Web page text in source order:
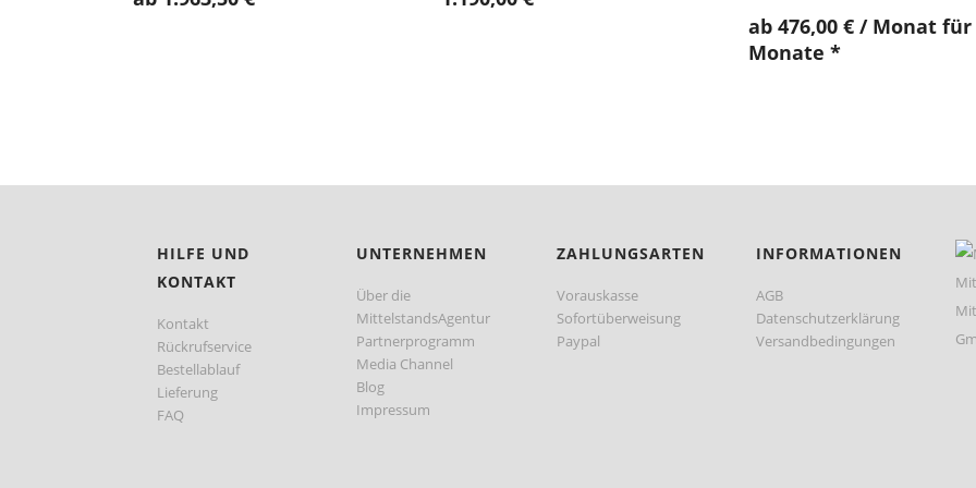
ab 476,00 € / Monat für
Monate *
HILFE UND
KONTAKT
Kontakt
Rückrufservice
Bestellablauf
Lieferung
FAQ
UNTERNEHMEN
Über die
MittelstandsAgentur
Partnerprogramm
Media Channel
Blog
Impressum
ZAHLUNGSARTEN
Vorauskasse
Sofortüberweisung
Paypal
INFORMATIONEN
AGB
Datenschutzerklärung
Versandbedingungen